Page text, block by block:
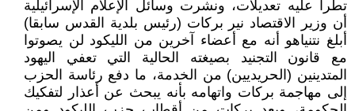
تطرأ عليه تعديلات، ونشرت وسائل الإعلام الإسرائيلية
أن وزير الاقتصاد نير بركات (رئيس بلدية القدس سابقا)
أبلغ نتنياهو أنه مع أعضاء آخرين من الليكود لن يصوتوا
مع قانون التجنيد بصيغته الحالية التي تعفي اليهود
المتدينين (الحريديين) من الخدمة، ما دفع رئاسة الحزب
إلى مهاجمة بركات واتهامه بأنه يبحث عن أعذار لتفكيك